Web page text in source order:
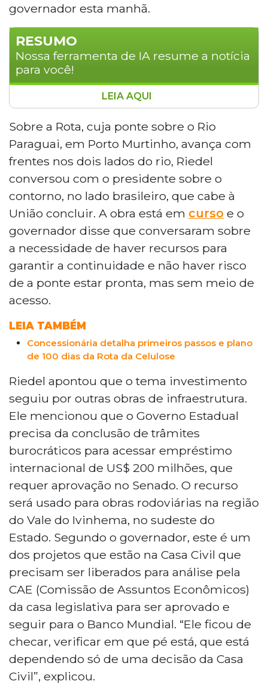
governador esta manhã.
RESUMO
Nossa ferramenta de IA resume a notícia
para você!
O governador Eduardo Riedel aproveitou
a visita do presidente Lula a Campo
Grande, durante reunião da COP15, para
discutir importantes projetos de
infraestrutura para Mato Grosso do Sul.
Entre os temas abordados, destacam-se
a Rota Bioceânica e investimentos em
rodovias estaduais. Na pauta, foram
discutidos o contorno da ponte sobre o
Rio Paraguai em Porto Murtinho, um
empréstimo internacional de US$ 200
milhões para obras no Vale do Ivinhema e
a liberação de R$ 950 milhões do Banco
do Brasil para infraestrutura rodoviária.
concessão da Rota da Celulose, que inclui
trechos das BRs-262 e 267.
LEIA AQUI
Sobre a Rota, cuja ponte sobre o Rio
Paraguai, em Porto Murtinho, avança com
frentes nos dois lados do rio, Riedel
conversou com o presidente sobre o
contorno, no lado brasileiro, que cabe à
União concluir. A obra está em curso e o
governador disse que conversaram sobre
a necessidade de haver recursos para
garantir a continuidade e não haver risco
de a ponte estar pronta, mas sem meio de
acesso.
LEIA TAMBÉM
Concessionária detalha primeiros passos e plano
de 100 dias da Rota da Celulose
Riedel apontou que o tema investimento
seguiu por outras obras de infraestrutura.
Ele mencionou que o Governo Estadual
precisa da conclusão de trâmites
burocráticos para acessar empréstimo
internacional de US$ 200 milhões, que
requer aprovação no Senado. O recurso
será usado para obras rodoviárias na região
do Vale do Ivinhema, no sudeste do
Estado. Segundo o governador, este é um
dos projetos que estão na Casa Civil que
precisam ser liberados para análise pela
CAE (Comissão de Assuntos Econômicos)
da casa legislativa para ser aprovado e
seguir para o Banco Mundial. “Ele ficou de
checar, verificar em que pé está, que está
dependendo só de uma decisão da Casa
Civil”, explicou.